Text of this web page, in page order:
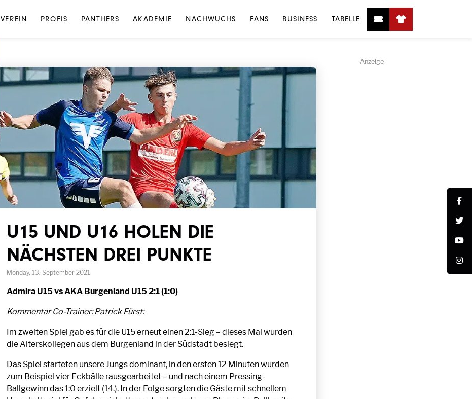
VEREIN PROFIS PANTHERS AKADEMIE NACHWUCHS FANS BUSINESS TABELLE
U15 UND U16 HOLEN DIE
NÄCHSTEN DREI PUNKTE
Monday, 13. September 2021
Admira U15 vs AKA Burgenland U15 2:1 (1:0)
Kommentar Co-Trainer: Patrick Fürst:
Im zweiten Spiel gab es für die U15 erneut einen 2:1-Sieg – dieses Mal wurden
die Alterskollegen aus dem Burgenland in der Südstadt besiegt.
Das Spiel starteten unsere Jungs dominant, in den ersten 12 Minuten wurden
zum Beispiel vier Eckbälle rausgearbeitet – und nach einem Pressing-
Ballgewinn das 1:0 erzielt (14.). In der Folge sorgten die Gäste mit schnellem
Anzeige